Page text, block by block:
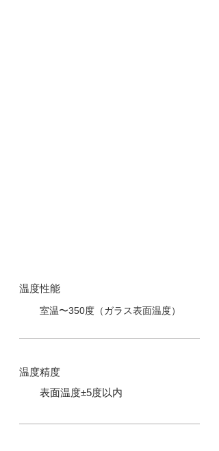
​温度性能
室温〜350度（ガラス表面温度）
​温度精度
表面温度±5度以内